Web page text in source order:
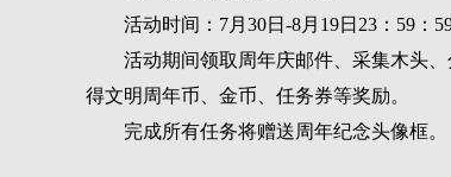
活动时间：7月30日-8月19日23：59：
活动期间领取周年庆邮件、采集木头
得文明周年币、金币、任务券等奖励。
完成所有任务将赠送周年纪念头像框。